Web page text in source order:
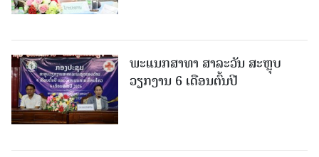
ພະແນກສາທາ ສາລະວັນ ສະຫຼຸບ
ວຽກງານ 6 ເດືອນຕົ້ນປີ